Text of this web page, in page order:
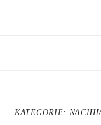
KATEGORIE: